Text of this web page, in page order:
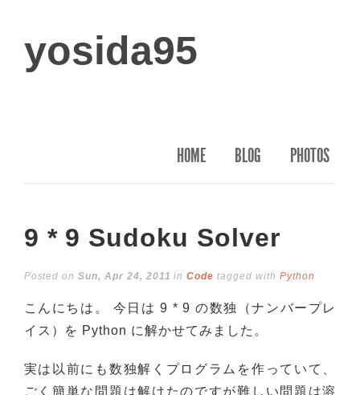
yosida95
HOME BLOG PHOTOS
9 * 9 Sudoku Solver
Posted onSun, Apr 24, 2011 inCode tagged with Python
こんにちは。 今日は 9 * 9 の数独（ナンバープレ
イス）を Python に解かせてみました。
実は以前にも数独解くプログラムを作っていて、
ごく簡単な問題は解けたのですが難しい問題は溶